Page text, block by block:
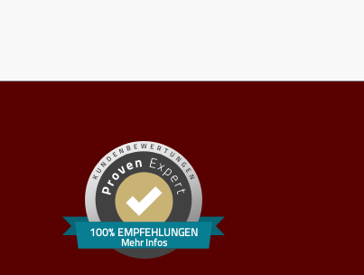
100% EMPFEHLUNGEN
Mehr Infos